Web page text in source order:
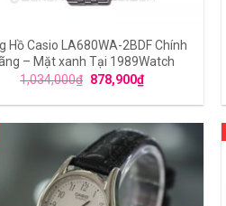
Hồ Casio LA680WA-2BDF Chính
– Mặt xanh Tại 1989Watch
1,034,000₫ 878,900₫